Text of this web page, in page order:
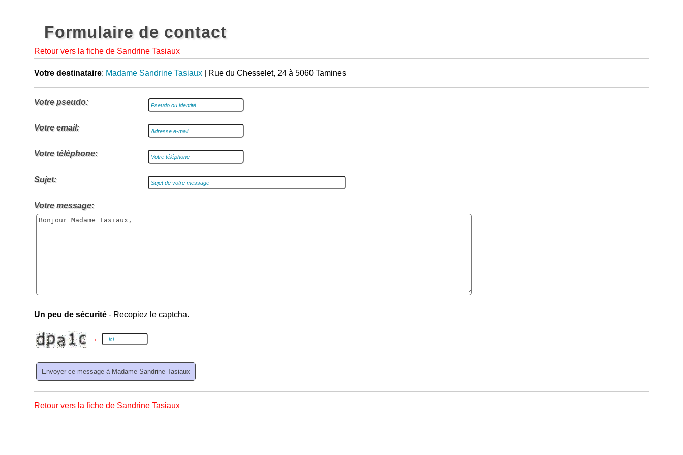
Formulaire de contact
Retour vers la fiche de Sandrine Tasiaux
Votre destinataire: Madame Sandrine Tasiaux | Rue du Chesselet, 24 à 5060 Tamines
Votre pseudo:
Votre email:
Votre téléphone:
Sujet:
Votre message:
Un peu de sécurité - Recopiez le captcha.
→
Retour vers la fiche de Sandrine Tasiaux